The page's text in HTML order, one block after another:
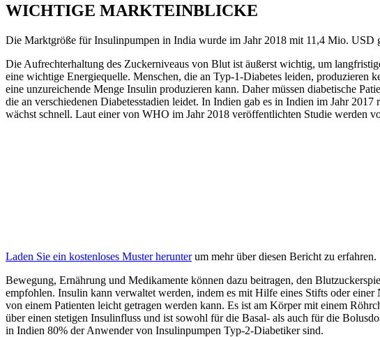
WICHTIGE MARKTEINBLICKE
Die Marktgröße für Insulinpumpen in India wurde im Jahr 2018 mit 11,4 Mio.
Die Aufrechterhaltung des Zuckerniveaus von Blut ist äußerst wichtig, um
eine wichtige Energiequelle. Menschen, die an Typ-1-Diabetes leiden,
eine unzureichende Menge Insulin produzieren kann. Daher müssen diabetische
die an verschiedenen Diabetesstadien leidet. In Indien gab es in Indien im Jahr
wächst schnell. Laut einer von WHO im Jahr 2018 veröffentlichten Studie werden
Laden Sie ein kostenloses Muster herunterum mehr über diesen Bericht zu erfahren.
Bewegung, Ernährung und Medikamente können dazu beitragen, den
empfohlen. Insulin kann verwaltet werden, indem es mit Hilfe eines Stifts oder
von einem Patienten leicht getragen werden kann. Es ist am Körper mit einem
über einen stetigen Insulinfluss und ist sowohl für die Basal- als auch für die
in Indien 80% der Anwender von Insulinpumpen Typ-2-Diabetiker sind.